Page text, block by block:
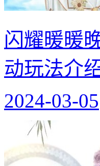
闪耀暖暖
动玩法介
2024-03-05